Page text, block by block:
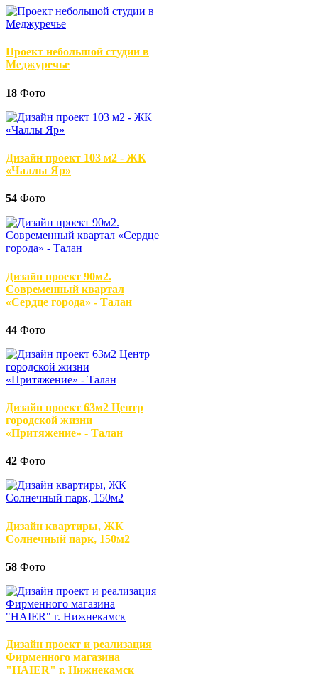
Проект небольшой студии в
Меджуречье
18 Фото
Дизайн проект 103 м2 - ЖК
«Чаллы Яр»
54 Фото
Дизайн проект 90м2.
Современный квартал
«Сердце города» - Талан
44 Фото
Дизайн проект 63м2 Центр
городской жизни
«Притяжение» - Талан
42 Фото
Дизайн квартиры, ЖК
Солнечный парк, 150м2
58 Фото
Дизайн проект и реализация
Фирменного магазина
"HAIER" г. Нижнекамск